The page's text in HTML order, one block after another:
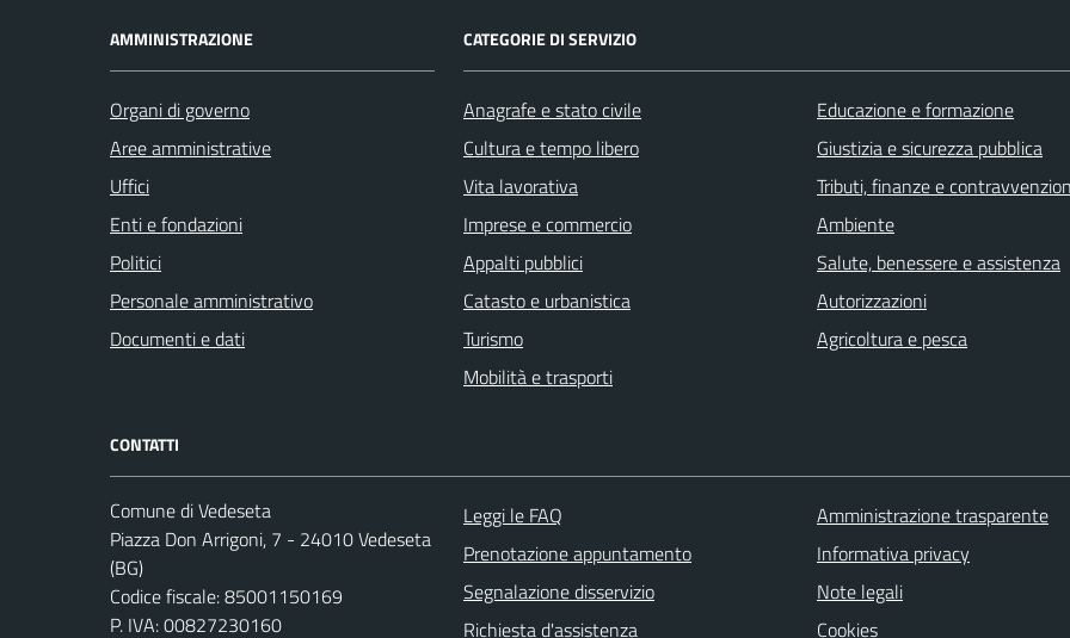
AMMINISTRAZIONE
Organi di governo
Aree amministrative
Uffici
Enti e fondazioni
Politici
Personale amministrativo
Documenti e dati
CATEGORIE DI SERVIZIO
Anagrafe e stato civile
Cultura e tempo libero
Vita lavorativa
Imprese e commercio
Appalti pubblici
Catasto e urbanistica
Turismo
Mobilità e trasporti
Educazione e formazione
Giustizia e sicurezza pubblica
Tributi, finanze e
Ambiente
Salute, benessere e assistenza
Autorizzazioni
Agricoltura e pesca
CONTATTI
Comune di Vedeseta
Piazza Don Arrigoni, 7 - 24010 Vedeseta
(BG)
Codice fiscale: 85001150169
P. IVA: 00827230160
Leggi le FAQ
Prenotazione appuntamento
Segnalazione disservizio
Richiesta d'assistenza
Amministrazione trasparente
Informativa privacy
Note legali
Cookies